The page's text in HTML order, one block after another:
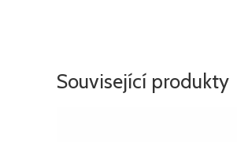
Související produkty